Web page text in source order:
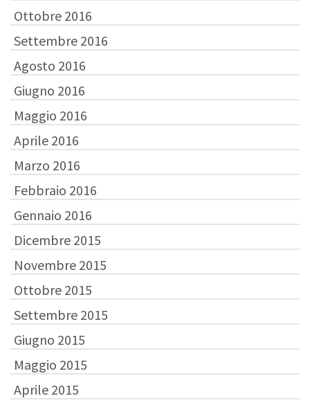
Ottobre 2016
Settembre 2016
Agosto 2016
Giugno 2016
Maggio 2016
Aprile 2016
Marzo 2016
Febbraio 2016
Gennaio 2016
Dicembre 2015
Novembre 2015
Ottobre 2015
Settembre 2015
Giugno 2015
Maggio 2015
Aprile 2015